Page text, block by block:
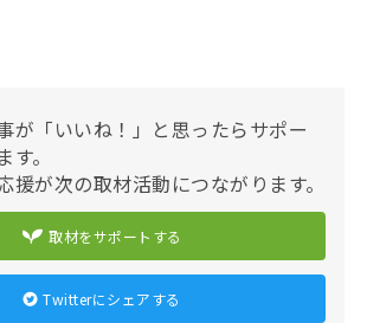
が「いいね！」と思ったらサポー
。
援が次の取材活動につながります。
取材をサポートする
Twitterにシェアする